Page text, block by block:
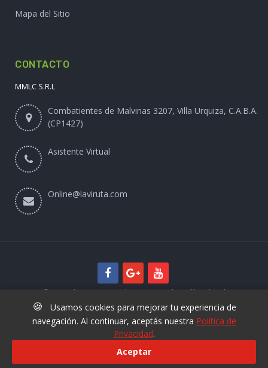
Mapa del Sitio
CONTACTO
MMLC S.R.L
Combatientes de Malvinas 3207, Villa Urquiza, C.A.B.A.
(CP1427)
Asistente Virtual
Online@laviruta.com
© 2025 laviruta.com | Diseño web SofihaCloud
🍪
Usamos cookies para mejorar tu experiencia de
navegación. Al continuar, aceptás nuestra Política de
Privacidad.
Aceptar